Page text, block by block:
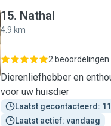
15. Nathal
4.9 km
2 beoordelingen
Dierenliefhebber en
voor uw huisdier
Laatst gecontacteerd:
Laatst actief: vandaag